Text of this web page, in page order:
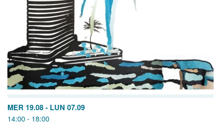
MER 19.08 - LUN 07.09
14:00 - 18:00